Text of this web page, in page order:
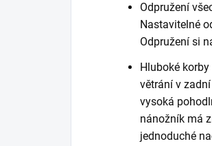
Odpružení
Nastavitelné
Odpružení si
Hluboké
větrání v
vysoká
nánožník má
jednoduché